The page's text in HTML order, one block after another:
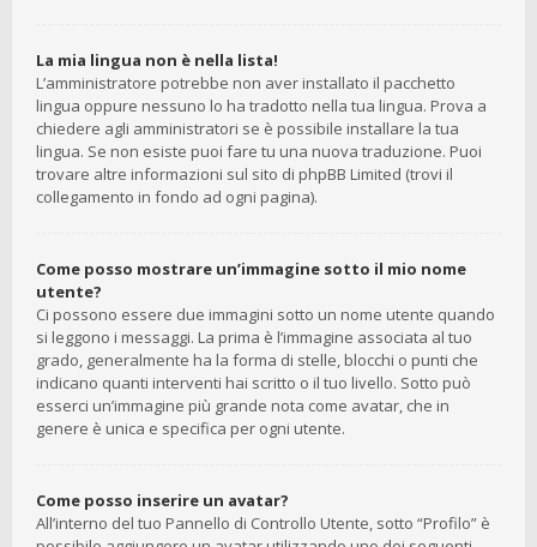
La mia lingua non è nella lista!
L’amministratore potrebbe non aver installato il pacchetto
lingua oppure nessuno lo ha tradotto nella tua lingua. Prova a
chiedere agli amministratori se è possibile installare la tua
lingua. Se non esiste puoi fare tu una nuova traduzione. Puoi
trovare altre informazioni sul sito di phpBB Limited (trovi il
collegamento in fondo ad ogni pagina).
Come posso mostrare un’immagine sotto il mio nome
utente?
Ci possono essere due immagini sotto un nome utente quando
si leggono i messaggi. La prima è l’immagine associata al tuo
grado, generalmente ha la forma di stelle, blocchi o punti che
indicano quanti interventi hai scritto o il tuo livello. Sotto può
esserci un’immagine più grande nota come avatar, che in
genere è unica e specifica per ogni utente.
Come posso inserire un avatar?
All’interno del tuo Pannello di Controllo Utente, sotto “Profilo” è